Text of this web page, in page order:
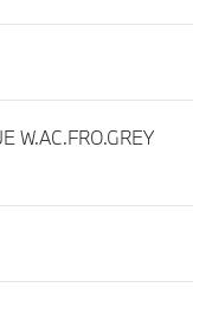
W.AC.FRO.GREY